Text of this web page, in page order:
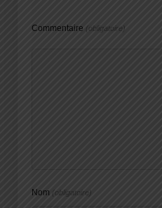
Commentaire (obligatoire)
Nom (obligatoire)